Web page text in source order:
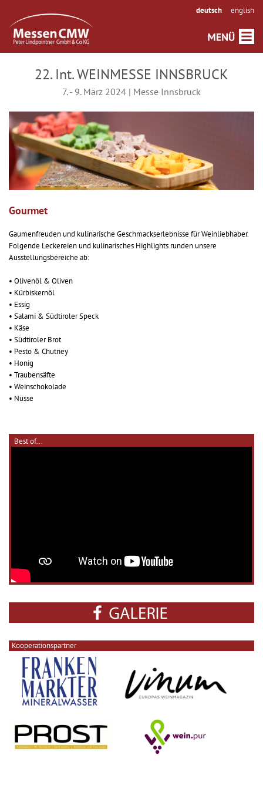
deutsch english
22. Int. WEINMESSE INNSBRUCK
7. - 9. März 2024 | Messe Innsbruck
Gourmet
Gaumenfreuden und kulinarische Geschmackserlebnisse für Weinliebhaber.
Folgende Leckereien und kulinarisches Highlights runden unsere
Ausstellungsbereiche ab:
• Olivenöl & Oliven
• Kürbiskernöl
• Essig
• Salami & Südtiroler Speck
• Käse
• Südtiroler Brot
• Pesto & Chutney
• Honig
• Traubensäfte
• Weinschokolade
• Nüsse
Best of...
Kooperationspartner